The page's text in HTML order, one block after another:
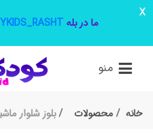
ما در بله
x
منو
خانه محصولات بلوز شلوار